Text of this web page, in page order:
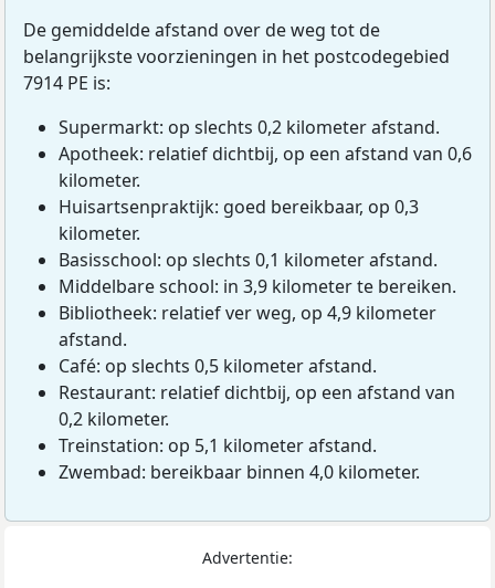
De gemiddelde afstand over de weg tot de
belangrijkste voorzieningen in het postcodegebied
7914 PE is:
Supermarkt: op slechts 0,2 kilometer afstand.
Apotheek: relatief dichtbij, op een afstand van 0,6
kilometer.
Huisartsenpraktijk: goed bereikbaar, op 0,3
kilometer.
Basisschool: op slechts 0,1 kilometer afstand.
Middelbare school: in 3,9 kilometer te bereiken.
Bibliotheek: relatief ver weg, op 4,9 kilometer
afstand.
Café: op slechts 0,5 kilometer afstand.
Restaurant: relatief dichtbij, op een afstand van
0,2 kilometer.
Treinstation: op 5,1 kilometer afstand.
Zwembad: bereikbaar binnen 4,0 kilometer.
Advertentie: